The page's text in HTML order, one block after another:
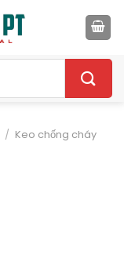
/ Keo chống cháy